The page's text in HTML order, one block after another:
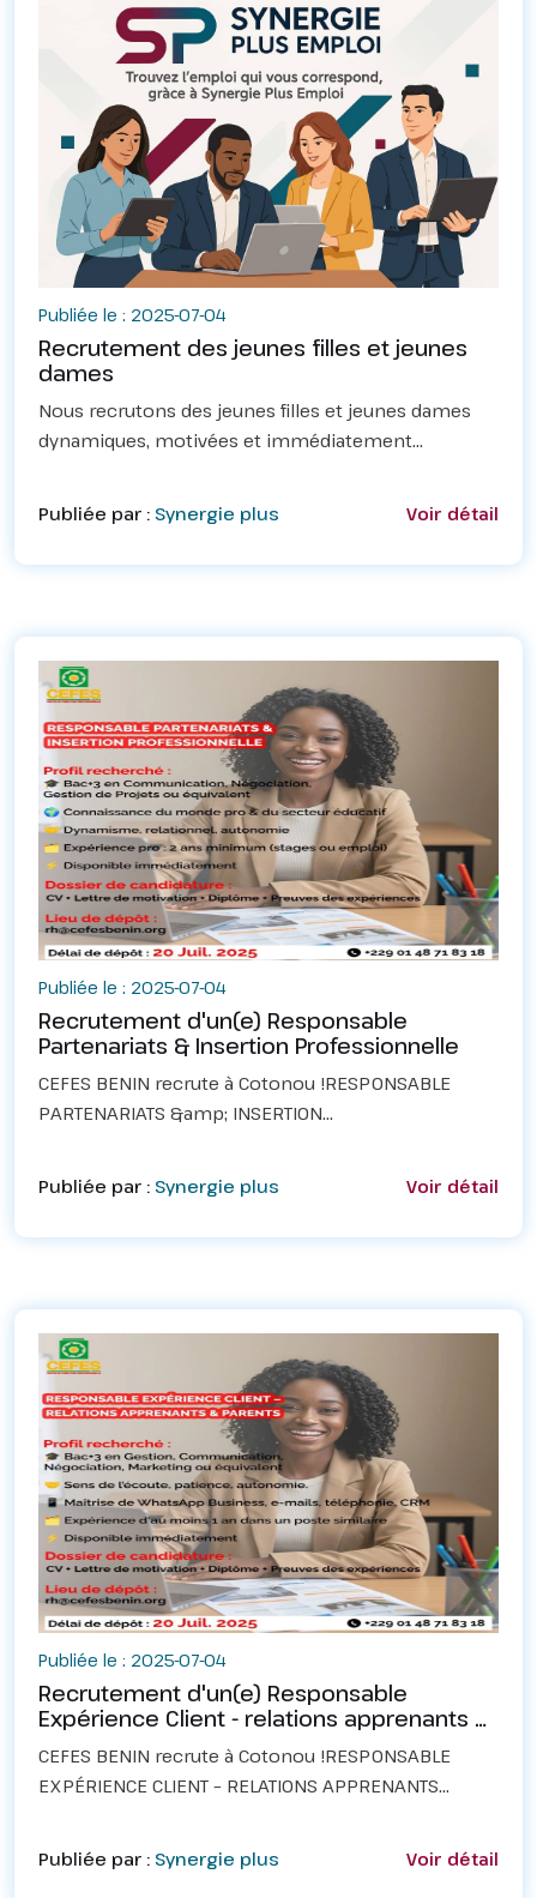
Publiée le : 2025-07-04
Recrutement des jeunes filles et jeunes
dames
Nous recrutons des jeunes filles et jeunes dames
dynamiques, motivées et immédiatement
équipe de voyage de&nbsp; dans le cadre d'une
campagne de sensibil...
Publiée par : Synergie plus Voir détail
Publiée le : 2025-07-04
Recrutement d'un(e) Responsable
Partenariats & Insertion Professionnelle
CEFES BENIN recrute à Cotonou !RESPONSABLE
PARTENARIATS &amp; INSERTION
Formation Professionnelle à Cotonou, recrute un(e)
Responsable Partenariats &amp; Insertio...
Publiée par : Synergie plus Voir détail
Publiée le : 2025-07-04
Recrutement d'un(e) Responsable
Expérience Client - relations apprenants et
parents
CEFES BENIN recrute à Cotonou !RESPONSABLE
EXPÉRIENCE CLIENT – RELATIONS APPRENANTS
Professionnelle à Cotonou, recrute un(e)
Responsable Expérience Client...
Publiée par : Synergie plus Voir détail